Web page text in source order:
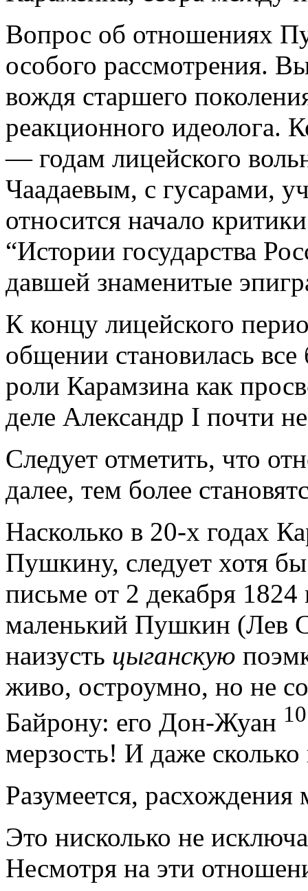
Вопрос об отношениях
особого рассмотрения.
вождя старшего
реакционного идеолога.
— годам лицейского
Чаадаевым, с гусарами,
относится начало
“Истории государства
давшей знаменитые
К концу лицейского
общении становилась
роли Карамзина как
деле Александр I почти
Следует отметить, что
далее, тем более
Насколько в 20-х годах
Пушкину, следует хотя
письме от 2 декабря
маленький Пушкин (Лев
наизусть цыганскую
живо, остроумно, но не
Байрону: его Дон-Жуан 10
мерзость! И даже сколько
Разумеется,
Это нисколько не
Несмотря на эти